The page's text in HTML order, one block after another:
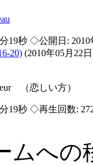
19秒 ◇公開日: 2010
20) (2010年05月22
（恋しい方）
19秒 ◇再生回数:
ムへの